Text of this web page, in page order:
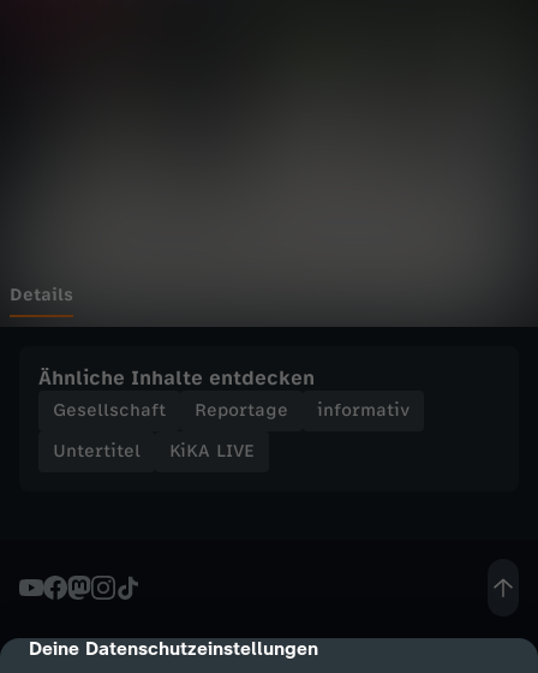
cmp-dialog-description
Deine Datenschutzeinstellungen
s
e
e
t
Details
Ähnliche Inhalte entdecken
Gesellschaft Reportage
informativ
Untertitel
KiKA LIVE